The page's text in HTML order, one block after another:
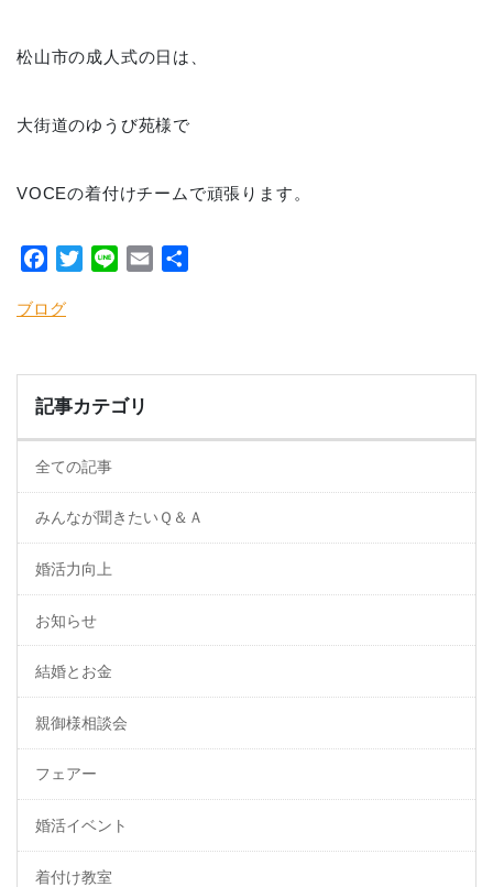
松山市の成人式の日は、
大街道のゆうび苑様で
VOCEの着付けチームで頑張ります。
Facebook
TwitterLine Email
ブログ
記事カテゴリ
全ての記事
みんなが聞きたいＱ＆Ａ
婚活力向上
お知らせ
結婚とお金
親御様相談会
フェアー
婚活イベント
着付け教室